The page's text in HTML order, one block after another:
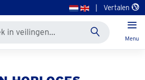
Vertalen
Menu